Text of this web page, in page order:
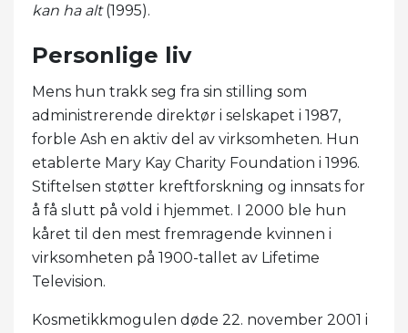
kan ha alt(1995).
Personlige liv
Mens hun trakk seg fra sin stilling som
administrerende direktør i selskapet i 1987,
forble Ash en aktiv del av virksomheten. Hun
etablerte Mary Kay Charity Foundation i 1996.
Stiftelsen støtter kreftforskning og innsats for
å få slutt på vold i hjemmet. I 2000 ble hun
kåret til den mest fremragende kvinnen i
virksomheten på 1900-tallet av Lifetime
Television.
Kosmetikkmogulen døde 22. november 2001 i